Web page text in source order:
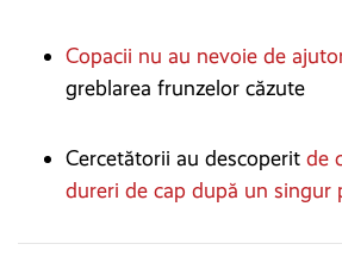
Copacii nu au nevoie de
greblarea frunzelor căzute
Cercetătorii au descoperit de
dureri de cap după un singur